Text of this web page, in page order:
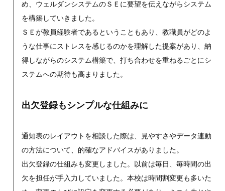
め、ウェルダンシステムのＳＥに要望を伝えながらシステム
を構築していきました。
ＳＥが教員経験者であるということもあり、教職員がどのよ
うな仕事にストレスを感じるのかを理解した提案があり、納
得しながらのシステム構築で、打ち合わせを重ねるごとにシ
ステムへの期待も高まりました。
出欠登録もシンプルな仕組みに
通知表のレイアウトを相談した際は、見やすさやデータ連動
の方法について、的確なアドバイスがありました。
出欠登録の仕組みも変更しました。以前は毎日、毎時間の出
欠を担任が手入力していました。本校は時間割変更も多いた